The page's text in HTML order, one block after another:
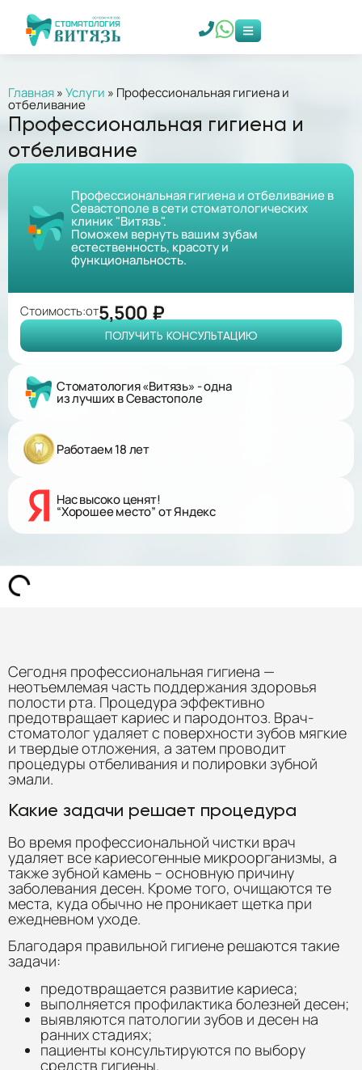
Главная»Услуги » Профессиональная гигиена и
отбеливание
Профессиональная гигиена и
отбеливание
Профессиональная гигиена и отбеливание в
Севастополе в сети стоматологических
клиник "Витязь".
Поможем вернуть вашим зубам
естественность, красоту и
функциональность.
ПОЛУЧИТЬ КОНСУЛЬТАЦИЮ
Стоимость:от5,500 ₽
Стоматология «Витязь» - одна
из лучших в Севастополе
Работаем 18 лет
Нас высоко ценят!
“Хорошее место” от Яндекс
Сегодня профессиональная гигиена —
неотъемлемая часть поддержания здоровья
полости рта. Процедура эффективно
предотвращает кариес и пародонтоз. Врач-
стоматолог удаляет с поверхности зубов мягкие
и твердые отложения, а затем проводит
процедуры отбеливания и полировки зубной
эмали.
Какие задачи решает процедура
Во время профессиональной чистки врач
удаляет все кариесогенные микроорганизмы, а
также зубной камень – основную причину
заболевания десен. Кроме того, очищаются те
места, куда обычно не проникает щетка при
ежедневном уходе.
Благодаря правильной гигиене решаются такие
задачи:
предотвращается развитие кариеса;
выполняется профилактика болезней десен;
выявляются патологии зубов и десен на
ранних стадиях;
пациенты консультируются по выбору
средств гигиены.